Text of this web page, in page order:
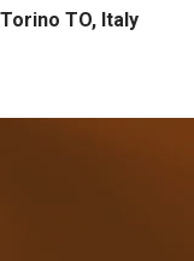
TO, Italy